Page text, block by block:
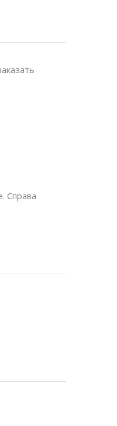
Справа